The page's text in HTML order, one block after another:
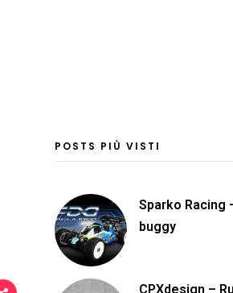
POSTS PIÙ VISTI
Sparko Racing
buggy
CPXdesign –